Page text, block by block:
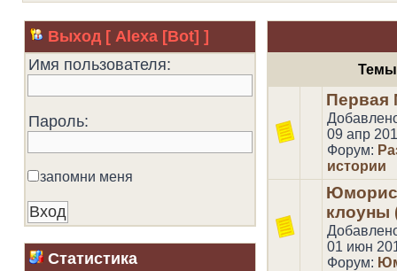
Выход [ Alexa [Bot] ]
Имя пользователя:
Пароль:
запомни меня
Статистика
Первая
09 апр
Форум:
истории
клоуны
01 июн
Форум: